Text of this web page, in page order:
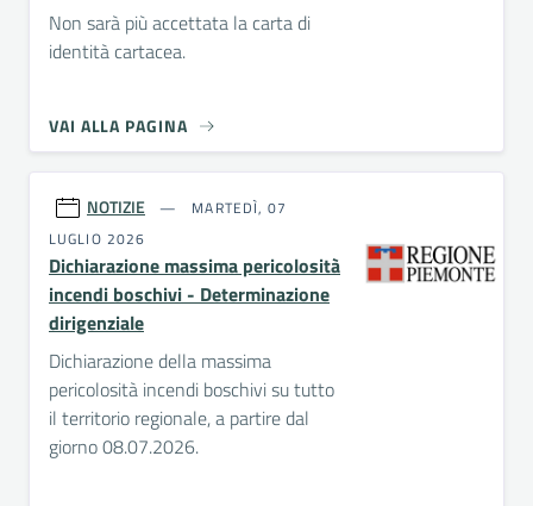
Non sarà più accettata la carta di
identità cartacea.
VAI ALLA PAGINA
NOTIZIE
MARTEDÌ, 07
LUGLIO 2026
Dichiarazione massima pericolosità
incendi boschivi - Determinazione
dirigenziale
Dichiarazione della massima
pericolosità incendi boschivi su tutto
il territorio regionale, a partire dal
giorno 08.07.2026.